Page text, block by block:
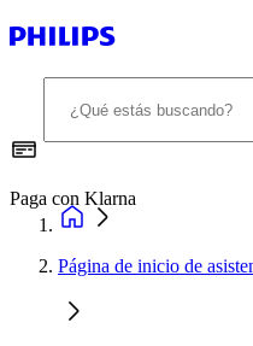
Paga con Klarna
Página de inicio de